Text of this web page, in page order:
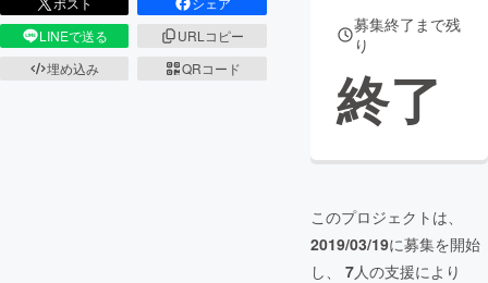
LINEで送る
URLコピー
埋め込み
QRコード
募集終了まで残
り
終了
このプロジェクトは、
2019/03/19に募集を開始
し、 7人の支援により